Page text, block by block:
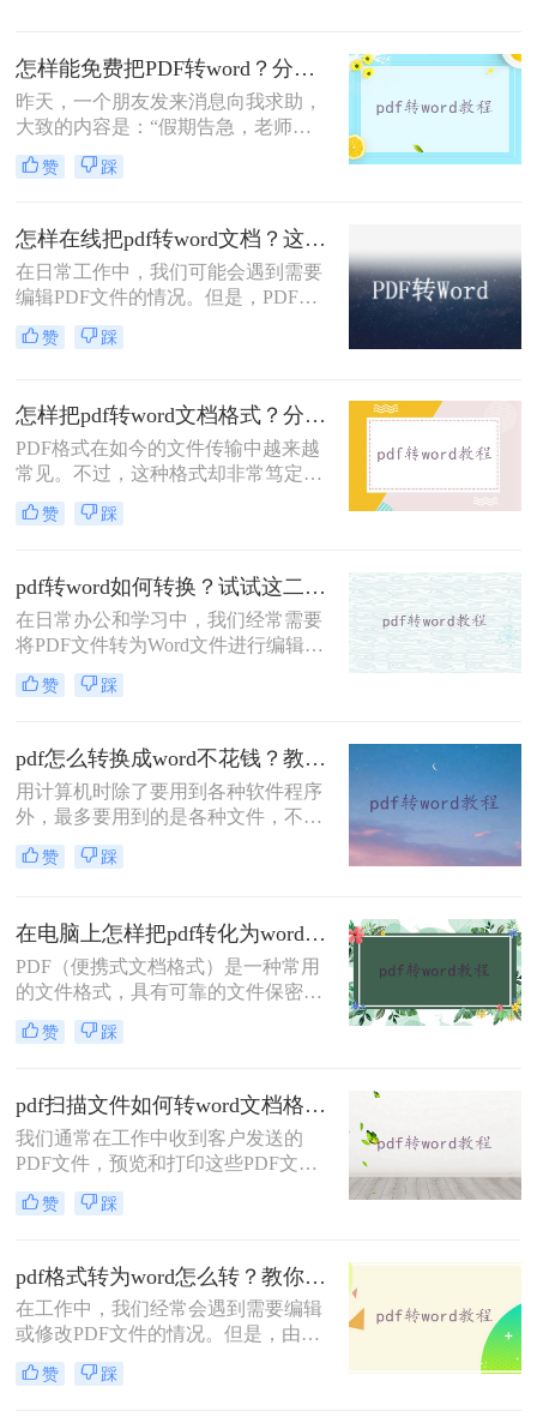
但是pdf图片怎么转word文档？分享
pdf转word文档的方法。
怎样能免费把PDF转word？分享三个实用的方法！
昨天，一个朋友发来消息向我求助，
大致的内容是：“假期告急，老师发
送了一些需要在线完成的作业并开学
后一一检查。可是题目格式是PDF
题的效率大幅降低”。
赞 踩
怎样在线把pdf转word文档？这个制作方法了解一下！
在日常工作中，我们可能会遇到需要
编辑PDF文件的情况。但是，PDF格
式的文件是不允许直接编辑的，因此
我们需要将PDF文件转换成可编辑格
等操作。下面介绍一种怎样在线把pdf
转word文档的方法。
赞 踩
怎样把pdf转word文档格式？分享一种免费简单的转换方法！
PDF格式在如今的文件传输中越来越
常见。不过，这种格式却非常笃定，
不允许在修改时随意插入和删除文
字。如今，大多数用户将PDF转换为
你怎样把pdf转word文档格式的操作方
法，一起来看看这个免费方法吧！
赞 踩
pdf转word如何转换？试试这二个方法！
在日常办公和学习中，我们经常需要
将PDF文件转为Word文件进行编辑或
更改。PDF文件的编写多数情况下是
借助了“转转大师”软件来操作转换
何转换的操作方法，一起来看看吧！
赞 踩
pdf怎么转换成word不花钱？教你一个简单方法！
用计算机时除了要用到各种软件程序
外，最多要用到的是各种文件，不同
的工作要求要使用不同的文件类型！
在这种情况下，用来记录文字和图片
单，而且范围很广。而且一旦用得更
频繁，就会产生一些PDF转换需求，
常常需要将pdf怎么转换成word不花
钱。因此，市场上也出现了许多优秀
的PDF转换器。那么下面来给大家推
赞 踩
在电脑上怎样把pdf转化为word？试试这个在线免费方法！
PDF（便携式文档格式）是一种常用
的文件格式，具有可靠的文件保密性
和跨平台的可读性。然而，在某些情
况下，我们可能需要将PDF文件转换
进行修改和编辑。本文将介绍一种免
费且简便的方法，帮助你在电脑上将
PDF文件转换为Word文档。
赞 踩
pdf扫描文件如何转word文档格式？一起看看这两种转换方法吧！
我们通常在工作中收到客户发送的
PDF文件，预览和打印这些PDF文件
非常方便，但编辑很难修改。通常，
我们需要在网上找到一些pdf转换器，
Word中编辑。那么pdf扫描文件如何
转word文档格式呢？下面一起来看看
这两种转换方法区别吧。
赞 踩
pdf格式转为word怎么转？教你三种好用的方法！
在工作中，我们经常会遇到需要编辑
或修改PDF文件的情况。但是，由于
PDF文件的特殊性，我们无法像Word
文档一样直接进行编辑和修改。因
赞 踩